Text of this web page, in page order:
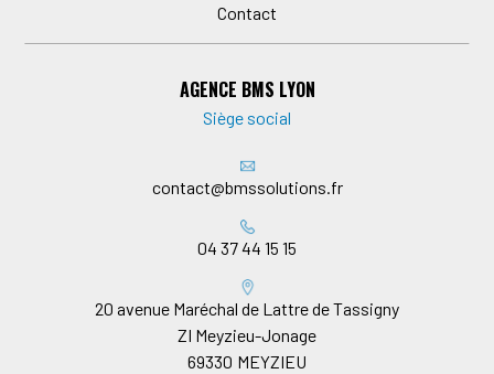
Contact
AGENCE BMS LYON
Siège social
contact@bmssolutions.fr
04 37 44 15 15
20 avenue Maréchal de Lattre de Tassigny
ZI Meyzieu-Jonage
69330 MEYZIEU